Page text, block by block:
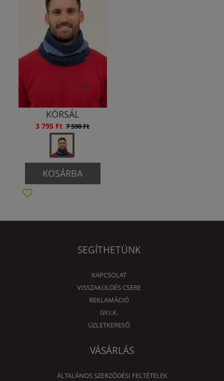
KÖRSÁL
3 795 Ft 7 590 Ft
KOSÁRBA
SEGÍTHETÜNK
KAPCSOLAT
VISSZAKÜLDÉS CSERE
REKLAMÁCIÓ
GY.I.K.
ÜZLETKERESŐ
VÁSÁRLÁS
ÁLTALÁNOS SZERZŐDÉSI FELTÉTELEK